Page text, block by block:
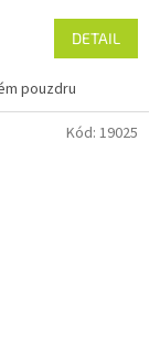
DETAIL
pouzdru
Kód: 19025